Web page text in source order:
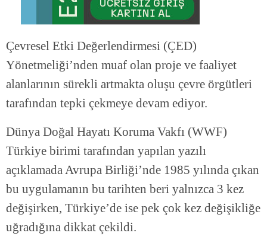
Çevresel Etki Değerlendirmesi (ÇED)
Yönetmeliği’nden muaf olan proje ve faaliyet
alanlarının sürekli artmakta oluşu çevre örgütleri
tarafından tepki çekmeye devam ediyor.
Dünya Doğal Hayatı Koruma Vakfı (WWF)
Türkiye birimi tarafından yapılan yazılı
açıklamada Avrupa Birliği’nde 1985 yılında çıkan
bu uygulamanın bu tarihten beri yalnızca 3 kez
değişirken, Türkiye’de ise pek çok kez değişikliğe
uğradığına dikkat çekildi.